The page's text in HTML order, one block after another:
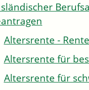
Altersrente -
Altersrente für
Altersrente für